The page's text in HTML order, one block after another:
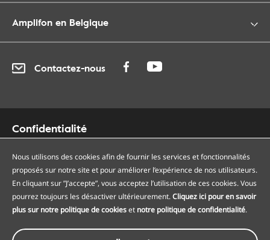
Amplifon en Belgique
Contactez-nous
Confidentialité
Cookies
Accessibilité
Plan du site
Nos centres auditifs
Nos points de services
Nous utilisons des cookies afin de fournir les services et fonctionnalités
proposés sur notre site et pour améliorer l’expérience de nos utilisateurs.
En cliquant sur ”J’accepte”, vous acceptez l’utilisation de ces cookies. Vous
pourrez toujours les désactiver ultérieurement.Cliquez ici pour en savoir
plus sur notre politique de cookieset notre politique de confidentialité.